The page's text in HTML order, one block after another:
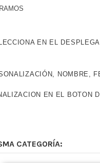
EN EL
NOMBRE,
EN EL BOTON
CATEGORÍA: